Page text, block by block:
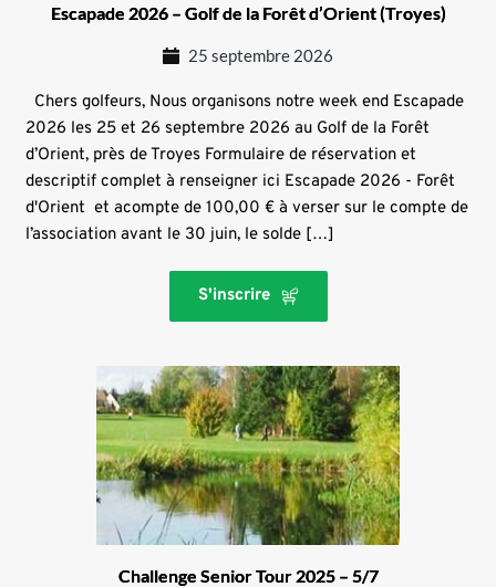
Escapade 2026 – Golf de la Forêt d’Orient (Troyes)
25 septembre 2026
Chers golfeurs, Nous organisons notre week end Escapade
2026 les 25 et 26 septembre 2026 au Golf de la Forêt
d’Orient, près de Troyes Formulaire de réservation et
descriptif complet à renseigner ici Escapade 2026 - Forêt
d'Orient et acompte de 100,00 € à verser sur le compte de
l’association avant le 30 juin, le solde […]
S'inscrire
Challenge Senior Tour 2025 – 5/7